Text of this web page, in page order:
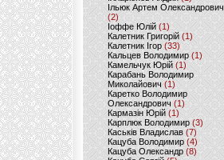
Ільюк Артем Олександрович
(2)
Іоффе Юлій (1)
Калетник Григорій(1)
Калетник Ігор (33)
Кальцев Володимир(1)
Камельчук Юрій (1)
Карабань Володимир
Миколайович (1)
Каретко Володимир
Олександрович (1)
Кармазін Юрій(1)
Карплюк Володимир(3)
Каськів Владислав (7)
Кацуба Володимир (4)
Кацуба Олександр (8)